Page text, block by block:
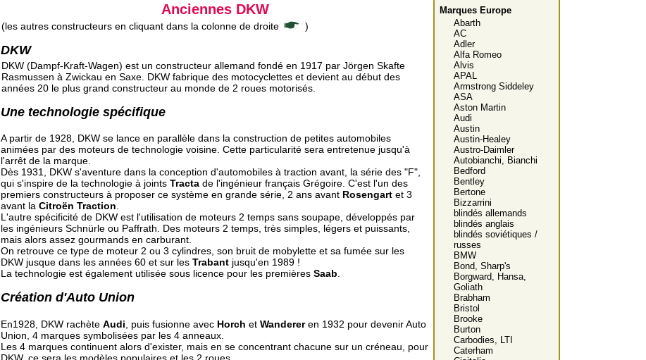
Marques Europe
Abarth
AC
Adler
Alfa Romeo
Alvis
APAL
Armstrong Siddeley
ASA
Aston Martin
Audi
Austin
Austin-Healey
Austro-Daimler
Autobianchi, Bianchi
Bedford
Bentley
Bertone
Bizzarrini
blindés allemands
blindés anglais
blindés soviétiques /
russes
BMW
Bond, Sharp's
Borgward, Hansa,
Goliath
Brabham
Bristol
Brooke
Burton
Carbodies, LTI
Caterham
Anciennes DKW
(les autres constructeurs en cliquant dans la colonne de droite )
DKW
DKW (Dampf-Kraft-Wagen) est un constructeur allemand fondé en 1917 par Jörgen Skafte
Rasmussen à Zwickau en Saxe. DKW fabrique des motocyclettes et devient au début des
années 20 le plus grand constructeur au monde de 2 roues motorisés.
Une technologie spécifique
A partir de 1928, DKW se lance en parallèle dans la construction de petites automobiles
animées par des moteurs de technologie voisine. Cette particularité sera entretenue jusqu'à
l'arrêt de la marque.
Dès 1931, DKW s'aventure dans la conception d'automobiles à traction avant, la série des "F",
qui s'inspire de la technologie à joints Tracta de l'ingénieur français Grégoire. C'est l'un des
premiers constructeurs à proposer ce système en grande série, 2 ans avant Rosengart et 3
avant la Citroën Traction.
L'autre spécificité de DKW est l'utilisation de moteurs 2 temps sans soupape, développés par
les ingénieurs Schnürle ou Paffrath. Des moteurs 2 temps, très simples, légers et puissants,
mais alors assez gourmands en carburant.
On retrouve ce type de moteur 2 ou 3 cylindres, son bruit de mobylette et sa fumée sur les
DKW jusque dans les années 60 et sur les Trabant jusqu'en 1989 !
La technologie est également utilisée sous licence pour les premières Saab.
Création d'Auto Union
En1928, DKW rachète Audi , puis fusionne avec Horch et Wandereren 1932 pour devenir Auto
Union, 4 marques symbolisées par les 4 anneaux.
Les 4 marques continuent alors d'exister, mais en se concentrant chacune sur un créneau, pour